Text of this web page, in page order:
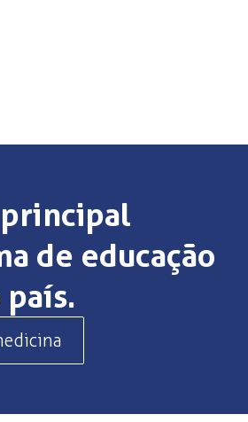
de educação